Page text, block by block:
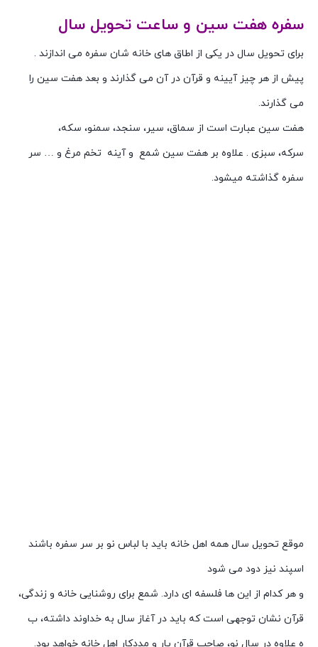
سفره هفت سین و ساعت تحویل سال
برای تحویل سال در یکی از اطاق های خانه شان سفره می اندازند .
پیش از هر چیز آیینه و قرآن در آن می گذارند و بعد هفت سین را
می گذارند.
هفت سین عبارت است از سماق، سیر، سنجد، سمنو، سکه،
سرکه، سبزی . علاوه بر هفت سین شمع و آینه تخم مرغ و … سر
سفره گذاشته میشود.
موقع تحویل سال همه اهل خانه باید با لباس نو بر سر سفره باشند
اسپند نیز دود می شود
و هر کدام از این ها فلسفه ای دارد. شمع برای روشنایی خانه و زندگی،
قرآن نشان توجهی است که باید در آغاز سال به خداوند داشته، ب
ه علاوه در سال نو، صاحب قرآن یار و مددکار اهل خانه خواهد بود.